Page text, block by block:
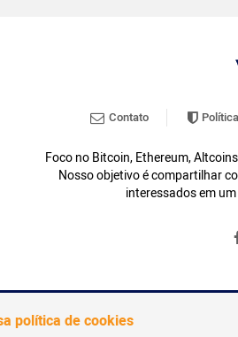
Contato
Foco no Bitcoin, Ethereum,
Nosso objetivo é compartilhar
interessados em
política de cookies